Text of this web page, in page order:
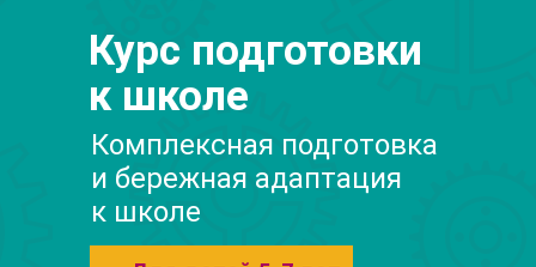
Курс подготовки
к школе
Комплексная подготовка
и бережная адаптация
к школе